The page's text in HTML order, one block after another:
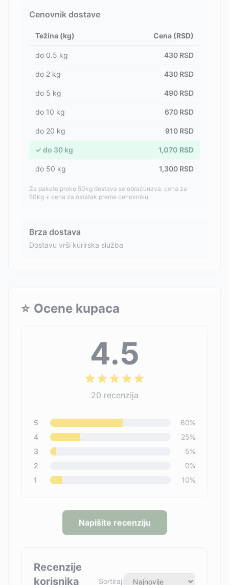
Cenovnik dostave
Težina (kg) Cena (RSD)
do 0.5 kg 430 RSD
do 2 kg 430 RSD
do 5 kg 490 RSD
do 10 kg 670 RSD
do 20 kg 910 RSD
✓ do 30 kg 1,070 RSD
do 50 kg 1,300 RSD
Za pakete preko 50kg dostava se obračunava: cena za
50kg + cena za ostatak prema cenovniku
Brza dostava
Dostavu vrši kurirska služba
⭐ Ocene kupaca
4.5
20 recenzija
5 60%
4
25%
3
5%
2
0%
1
10%
Napišite recenziju
Recenzije
korisnika
Sortiraj: